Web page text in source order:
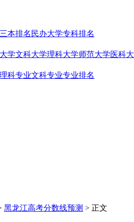
三本排名 民办大学专科排名
学文科大学理科大学师范大学医科
理科专业文科专业专业排名
黑龙江高考分数线预测 > 正文